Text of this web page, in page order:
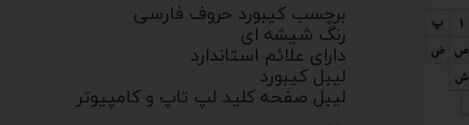
رومیزی
جانبی کامپیوتر
برچسب کیبورد حروف فارسی
رنگ شیشه ای
دارای علائم استاندارد
لیبل کیبورد
لیبل صفحه کلید لپ تاپ و کامپیوتر